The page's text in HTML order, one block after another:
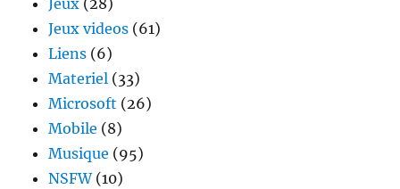
Jeux (28)
Jeux videos (61)
Liens (6)
Materiel (33)
Microsoft (26)
Mobile (8)
Musique (95)
NSFW(10)